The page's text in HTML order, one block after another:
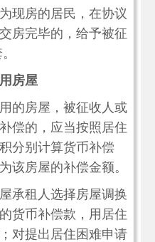
现房的居民，在协议
房完毕的，给予被征
房屋
的房屋，被征收人或
偿的，应当按照居住
分别计算货币补偿
该房屋的补偿金额。
承租人选择房屋调换
货币补偿款，用居住
对提出居住困难申请